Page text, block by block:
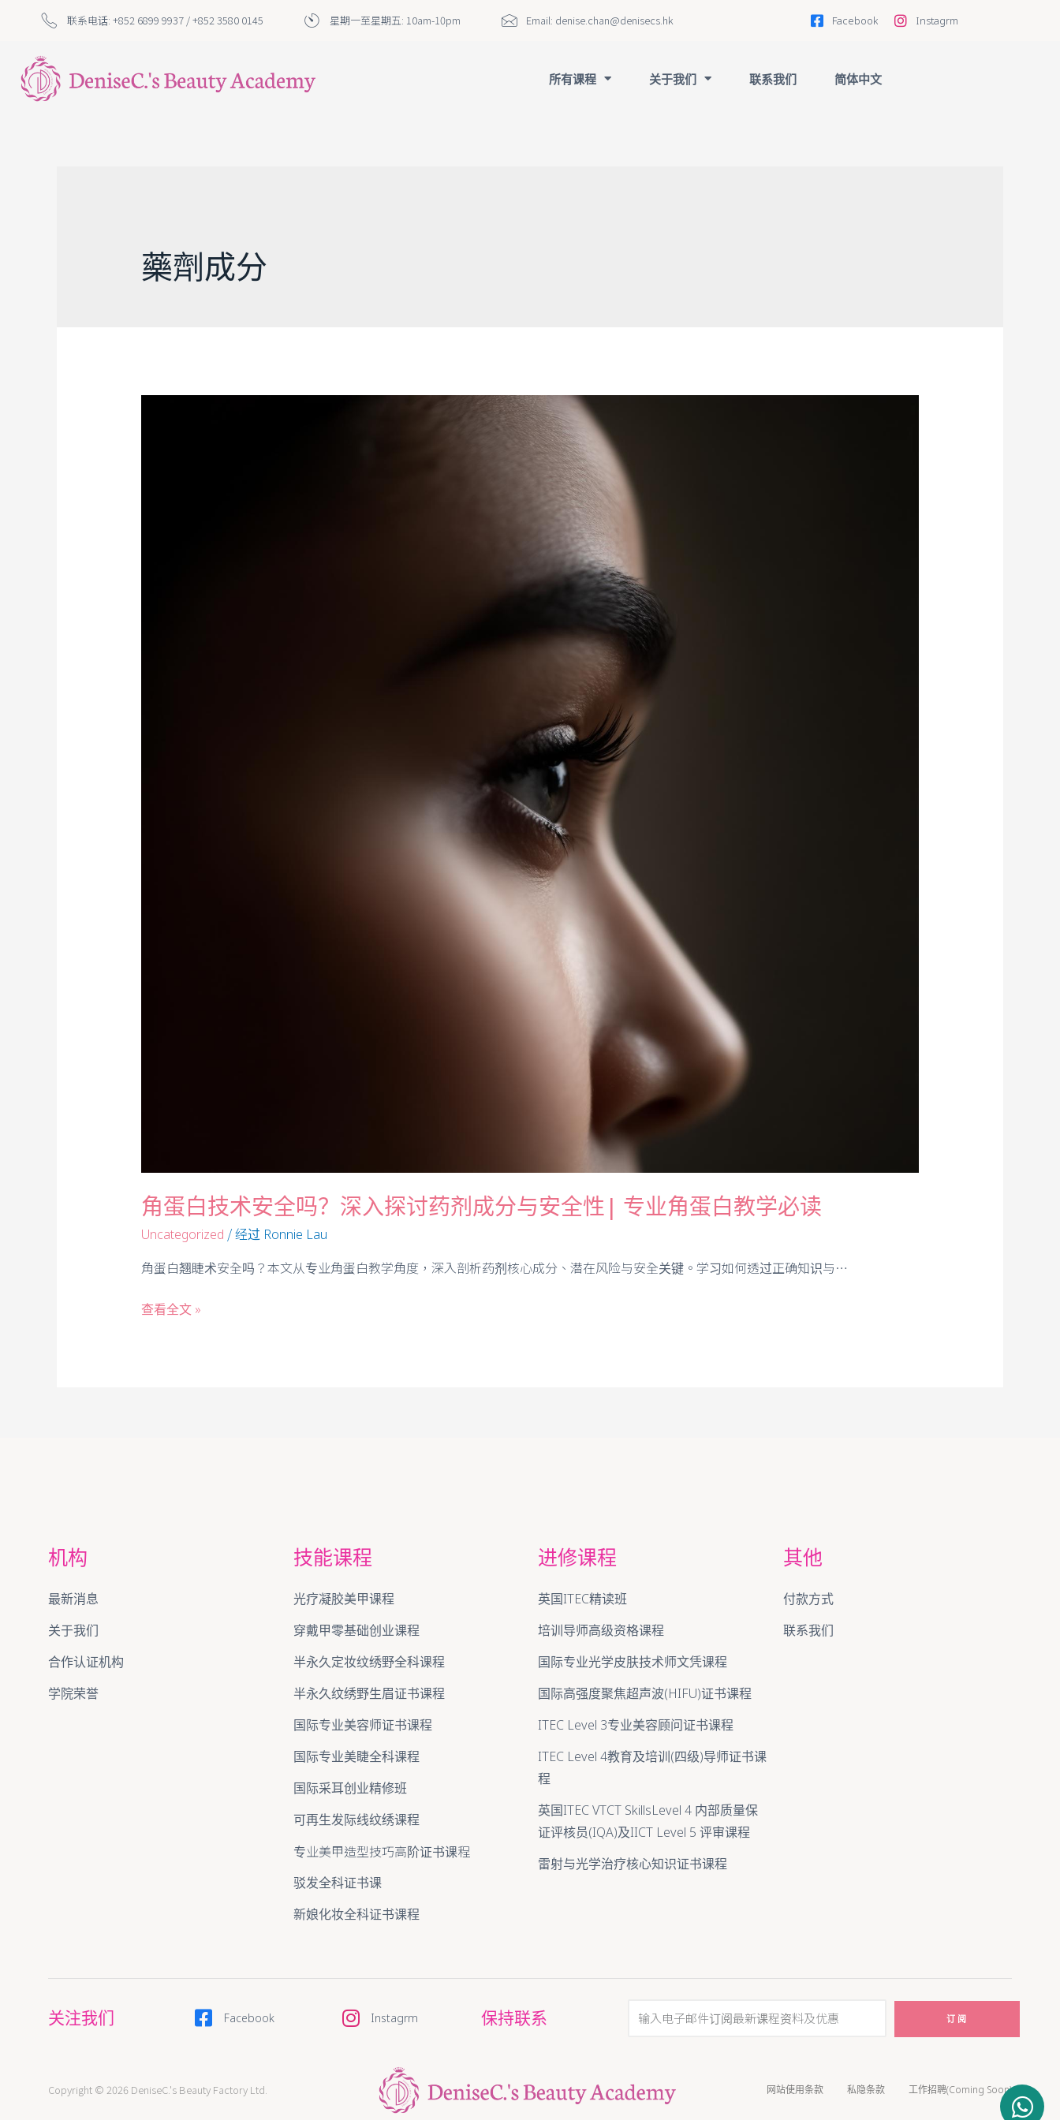
联系电话: +852 6899 9937 / +852 3580 0145 星期一至星期五: 10am-10pm Email: denise.chan@denisecs.hk Facebook Instagrm
所有课程 关于我们 联系我们 简体中文
藥劑成分
角蛋白技术安全吗？深入探讨药剂成分与安全性| 专业角蛋白教学必读
Uncategorized / 经过 Ronnie Lau
角蛋白翘睫术安全吗？本文从专业角蛋白教学角度，深入剖析药剂核心成分、潜在风险与安全关键。学习如何透过正确知识与…
查看全文 »
机构
最新消息
关于我们
合作认证机构
学院荣誉
技能课程
光疗凝胶美甲课程
穿戴甲零基础创业课程
半永久定妆纹绣野全科课程
半永久纹绣野生眉证书课程
国际专业美容师证书课程
国际专业美睫全科课程
国际采耳创业精修班
可再生发际线纹绣课程
专业美甲造型技巧高阶证书课程
驳发全科证书课
新娘化妆全科证书课程
进修课程
英国ITEC精读班
培训导师高级资格课程
国际专业光学皮肤技术师文凭课程
国际高强度聚焦超声波(HIFU)证书课程
ITEC Level 3专业美容顾问证书课程
ITEC Level 4教育及培训(四级)导师证书课
程
英国ITEC VTCT SkillsLevel 4 内部质量保
证评核员(IQA)及IICT Level 5 评审课程
雷射与光学治疗核心知识证书课程
其他
付款方式
联系我们
关注我们 Facebook Instagrm 保持联系 订阅
Copyright © 2026 DeniseC.'s Beauty Factory Ltd. 网站使用条款 私隐条款 工作招聘(Coming Soon)